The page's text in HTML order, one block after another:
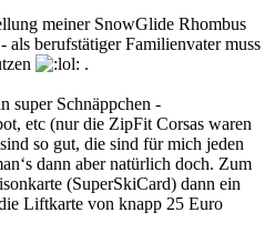
meiner SnowGlide Rhombus
als berufstätiger Familienvater muss
.
super Schnäppchen -
etc (nur die ZipFit Corsas waren
so gut, die sind für mich jeden
dann aber natürlich doch. Zum
(SuperSkiCard) dann ein
Liftkarte von knapp 25 Euro